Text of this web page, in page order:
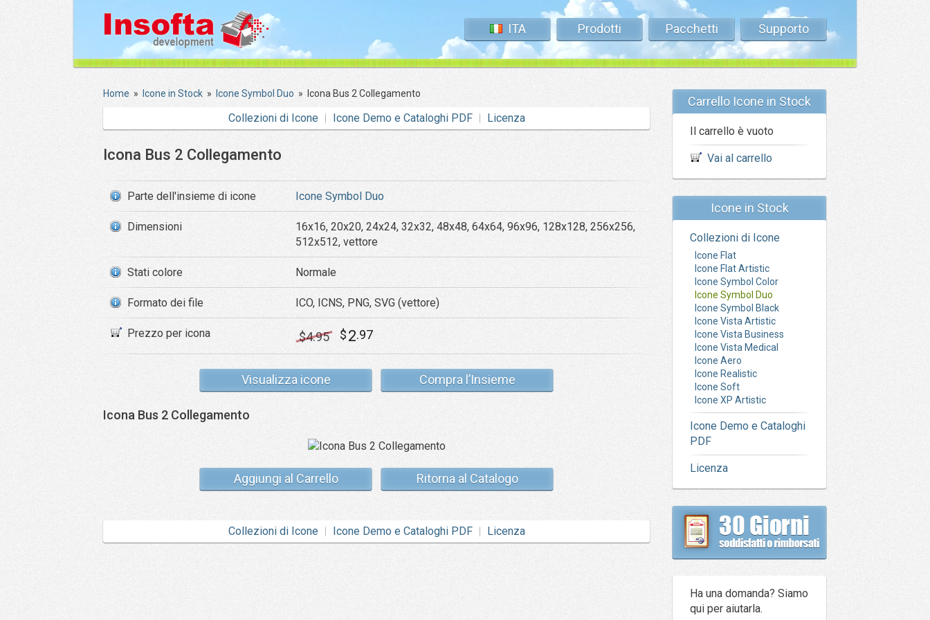
ITA Prodotti Pacchetti Supporto
Home » Icone in Stock » Icone Symbol Duo » Icona Bus 2 Collegamento
Collezioni di Icone Icone Demo e Cataloghi PDF Licenza
Icona Bus 2 Collegamento
Parte dell'insieme di icone Icone Symbol Duo
Dimensioni
16x16, 20x20, 24x24, 32x32, 48x48, 64x64, 96x96, 128x128, 256x256,
512x512, vettore
Stati colore Normale
Formato dei file ICO, ICNS, PNG, SVG (vettore)
Prezzo per icona $4.95 $2.97
Visualizza icone Compra l’Insieme
Icona Bus 2 Collegamento
Aggiungi al Carrello Ritorna al Catalogo
Collezioni di Icone Icone Demo e Cataloghi PDF Licenza
Carrello Icone in Stock
Il carrello è vuoto
Vai al carrello
Icone in Stock
Collezioni di Icone
Icone Flat
Icone Flat Artistic
Icone Symbol Color
Icone Symbol Duo
Icone Symbol Black
Icone Vista Artistic
Icone Vista Business
Icone Vista Medical
Icone Aero
Icone Realistic
Icone Soft
Icone XP Artistic
Icone Demo e Cataloghi
PDF
Licenza
Ha una domanda? Siamo
qui per aiutarla.